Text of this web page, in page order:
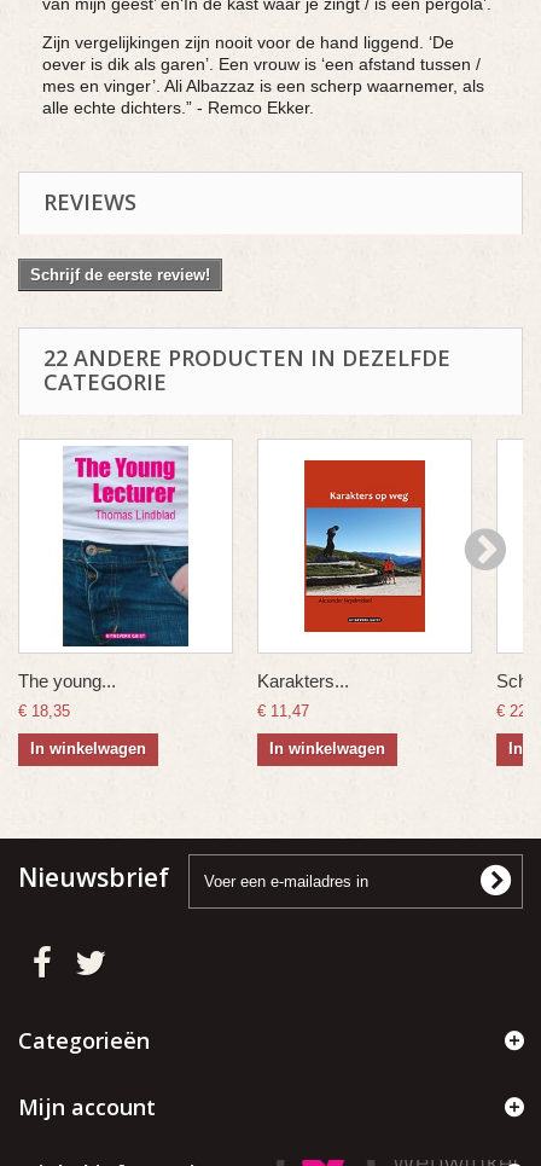
van mijn geest’ en‘In de kast waar je zingt / is een pergola’.
Zijn vergelijkingen zijn nooit voor de hand liggend. ‘De
oever is dik als garen’. Een vrouw is ‘een afstand tussen /
mes en vinger’. Ali Albazzaz is een scherp waarnemer, als
alle echte dichters.” - Remco Ekker.
REVIEWS
Schrijf de eerste review!
22 ANDERE PRODUCTEN IN DEZELFDE
CATEGORIE
The young...
€ 18,35
In winkelwagen
Karakters...
€ 11,47
In winkelwagen
€
In
Nieuwsbrief
Categorieën
Mijn account